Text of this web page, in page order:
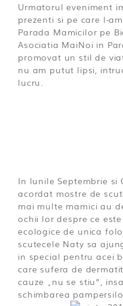
Urmatorul eveniment
prezenti si pe care l-
Parada Mamicilor pe
Asociatia MaiNoi in
promovat un stil de
nu am putut lipsi,
lucru.
In lunile Septembrie si
acordat mostre de
mai multe mamici au
ochii lor despre ce
ecologice de unica
scutecele Naty sa
in special pentru acei
care sufera de
cauze „nu se stiu”,
schimbarea